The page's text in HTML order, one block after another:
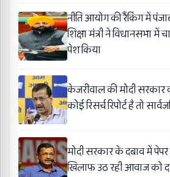
नीति आयोग की रैंकिंग में
शिक्षा मंत्री ने विधानसभा में
पेश किया
केजरीवाल की मोदी सरकार
कोई रिसर्च रिपोर्ट है तो
मोदी सरकार के दबाव में
खिलाफ उठ रही आवाज को